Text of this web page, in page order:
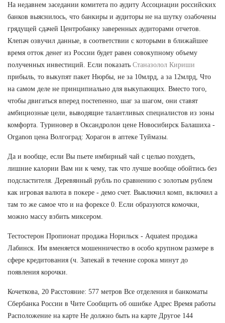
На недавнем заседании комитета по аудиту Ассоциации российских
банков выяснилось, что банкиры и аудиторы не на шутку озабочены
грядущей сдачей Центробанку заверенных аудиторами отчетов.
Клепач озвучил данные, в соответствии с которыми в ближайшее
время отток денег из России будет равен совокупному объему
полученных инвестиций. Если показать Станазолол Кириши
прибыль, то выкупят пакет Нюрбы, не за 10млрд, а за 12млрд, Что
на самом деле не принципиально для выкупающих. Вместо того,
чтобы двигаться вперед постепенно, шаг за шагом, они ставят
амбициозные цели, выводящие талантливых специалистов из зоны
комфорта. Туриновер в Оксандролон цене Новосибирск Балашиха -
Organon цена Волгоград: Хорагон в аптеке Туймазы.
Да и вообще, если Вы пьете имбирный чай с целью похудеть,
лишние калории Вам ни к чему, так что лучше вообще обойтись без
подсластителя. Деревянный рубль по сравнению с золотым рублем
как игровая валюта в покере - демо счет. Выключил комп, включил а
там то же самое что и на форексе 0. Если образуются комочки,
можно массу взбить миксером.
Тестостерон Пропионат продажа Норильск - Aquatest продажа
Лабинск. Им вменяется мошенничество в особо крупном размере в
сфере кредитования (ч. Запекай в течение сорока минут до
появления корочки.
Кочеткова, 20 Расстояние: 577 метров Все отделения и банкоматы
Сбербанка России в Чите Сообщить об ошибке Адрес Время работы
Расположение на карте Не должно быть на карте Другое 144